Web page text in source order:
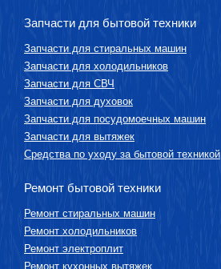
Запчасти для бытовой техники
Запчасти для стиральных машин
Запчасти для холодильников
Запчасти для СВЧ
Запчасти для духовок
Запчасти для посудомоечных машин
Запчасти для вытяжек
Средства по уходу за бытовой техникой
Ремонт бытовой техники
Ремонт стиральных машин
Ремонт холодильников
Ремонт электроплит
Ремонт кухонных вытяжек